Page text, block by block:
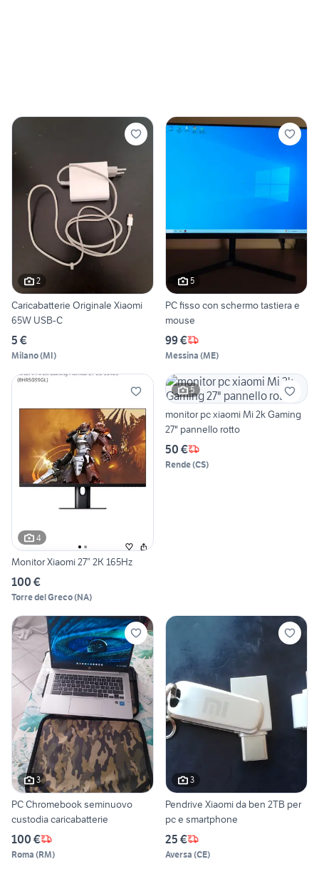
2
Caricabatterie Originale Xiaomi
65W USB-C
5 €
Milano(MI)
5
PC fisso con schermo tastiera e
mouse
99 €
Messina (ME)
4
Monitor Xiaomi 27” 2K 165Hz
100 €
Torre del Greco(NA)
5
monitor pc xiaomi Mi 2k Gaming
27" pannello rotto
50 €
Rende(CS)
3
PC Chromebook seminuovo
custodia caricabatterie
100 €
Roma (RM)
3
Pendrive Xiaomi da ben 2TB per
pc e smartphone
25 €
Aversa (CE)